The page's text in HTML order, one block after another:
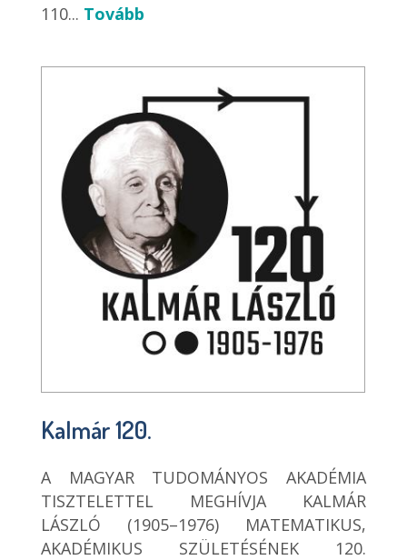
110... Tovább
Kalmár 120.
A MAGYAR TUDOMÁNYOS AKADÉMIA
TISZTELETTEL MEGHÍVJA KALMÁR
LÁSZLÓ (1905–1976) MATEMATIKUS,
AKADÉMIKUS SZÜLETÉSÉNEK 120.